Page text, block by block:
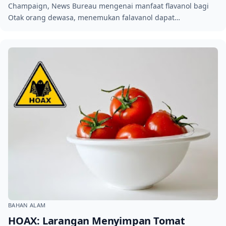
Champaign, News Bureau mengenai manfaat flavanol bagi
Otak orang dewasa, menemukan falavanol dapat…
BAHAN ALAM
HOAX: Larangan Menyimpan Tomat